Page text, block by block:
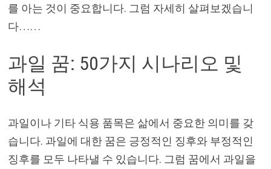
를 아는 것이 중요합니다. 그럼 자세히 살펴보겠습니
다……
과일 꿈: 50가지 시나리오 및
해석
과일이나 기타 식용 품목은 삶에서 중요한 의미를 갖
습니다. 과일에 대한 꿈은 긍정적인 징후와 부정적인
징후를 모두 나타낼 수 있습니다. 그럼 꿈에서 과일을